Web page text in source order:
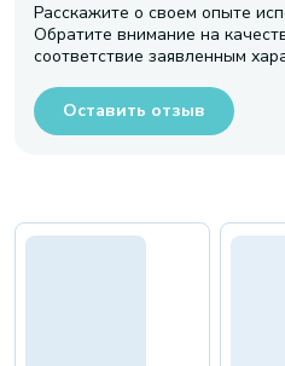
Расскажите о своем опыте
Обратите внимание на
соответствие заявленным
Оставить отзыв